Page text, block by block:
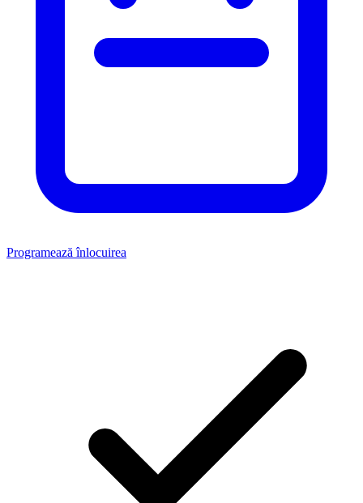
Programează înlocuirea